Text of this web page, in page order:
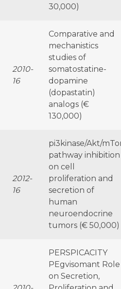
30,000)
2010-
16
Comparative and
mechanistics
studies of
somatostatine-
dopamine
(dopastatin)
analogs (€
130,000)
2012-
16
pi3kinase/Akt/
pathway inhibition
on cell
proliferation and
secretion of
human
neuroendocrine
tumors (€ 50,000)
PERSPICACITY
PEgvisomant Role
on Secretion,